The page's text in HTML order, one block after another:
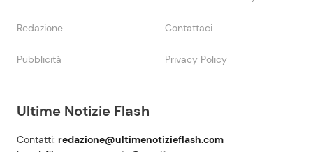
Ultime Notizie Flash
Contatti: redazione@ultimenotizieflash.com
Redazione Contattaci
Pubblicità Privacy Policy